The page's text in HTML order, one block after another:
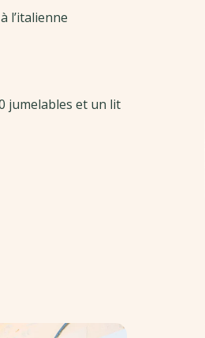
l’italienne
jumelables et un lit